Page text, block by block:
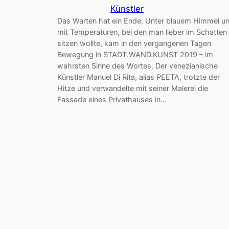
Künstler
Das Warten hat ein Ende. Unter blauem Himmel
mit Temperaturen, bei den man lieber im Schatten
sitzen wollte, kam in den vergangenen Tagen
Bewegung in STADT.WAND.KUNST 2019 – im
wahrsten Sinne des Wortes. Der venezianische
Künstler Manuel Di Rita, alias PEETA, trotzte der
Hitze und verwandelte mit seiner Malerei die
Fassade eines Privathauses in…